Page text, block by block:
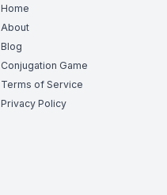
Home
About
Blog
Conjugation Game
Terms of Service
Privacy Policy